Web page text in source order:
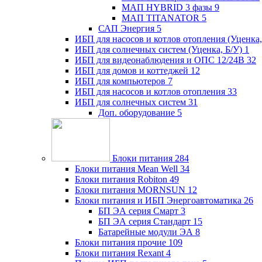
МАП HYBRID 3 фазы 9
МАП TITANATOR 5
САП Энергия 5
ИБП для насосов и котлов отопления
ИБП для солнечных систем (Уценка, Б/У) 1
ИБП для видеонаблюдения и ОПС 12/24В 32
ИБП для домов и коттеджей 12
ИБП для компьютеров 7
ИБП для насосов и котлов отопления 33
ИБП для солнечных систем 31
Доп. оборудование 5
Блоки питания 284
Блоки питания Mean Well 34
Блоки питания Robiton 49
Блоки питания MORNSUN 12
Блоки питания и ИБП Энергоавтоматика 26
БП ЭА серия Смарт 3
БП ЭА серия Стандарт 15
Батарейные модули ЭА 8
Блоки питания прочие 109
Блоки питания Rexant 4